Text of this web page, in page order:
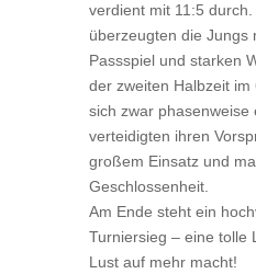
verdient mit 11:5 durch.
überzeugten die Jungs
Passspiel und starken
der zweiten Halbzeit
sich zwar phasenweise
verteidigten ihren
großem Einsatz und
Geschlossenheit.
Am Ende steht ein
Turniersieg – eine tolle
Lust auf mehr macht!